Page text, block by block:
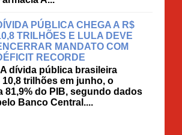
PÚBLICA CHEGA A R$
TRILHÕES E LULA DEVE
MANDATO COM
RECORDE
A dívida pública brasileira
trilhões em junho, o
81,9% do PIB, segundo dados
Banco Central....